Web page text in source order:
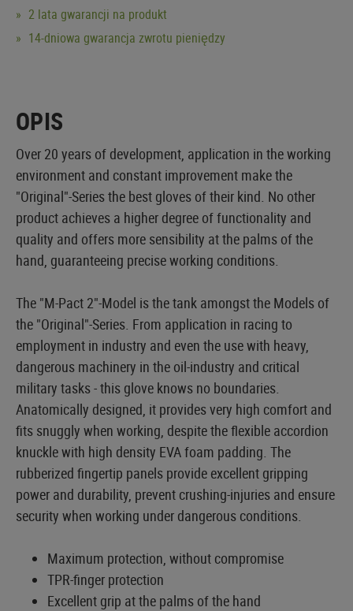
2 lata gwarancji na produkt
14-dniowa gwarancja zwrotu pieniędzy
OPIS
Over 20 years of development, application in the working
environment and constant improvement make the
"Original"-Series the best gloves of their kind. No other
product achieves a higher degree of functionality and
quality and offers more sensibility at the palms of the
hand, guaranteeing precise working conditions.
The "M-Pact 2"-Model is the tank amongst the Models of
the "Original"-Series. From application in racing to
employment in industry and even the use with heavy,
dangerous machinery in the oil-industry and critical
military tasks - this glove knows no boundaries.
Anatomically designed, it provides very high comfort and
fits snuggly when working, despite the flexible accordion
knuckle with high density EVA foam padding. The
rubberized fingertip panels provide excellent gripping
power and durability, prevent crushing-injuries and ensure
security when working under dangerous conditions.
Maximum protection, without compromise
TPR-finger protection
Excellent grip at the palms of the hand